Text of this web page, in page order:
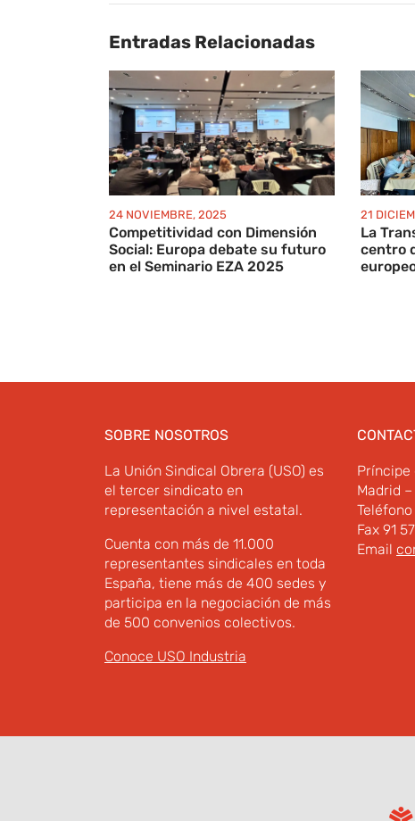
Entradas Relacionadas
24 NOVIEMBRE, 2025
Competitividad con Dimensión
Social: Europa debate su futuro
en el Seminario EZA 2025
21
La
centro
SOBRE NOSOTROS
La Unión Sindical Obrera (USO) es
el tercer sindicato en
representación a nivel estatal.
Cuenta con más de 11.000
representantes sindicales en toda
España, tiene más de 400 sedes y
participa en la negociación de más
de 500 convenios colectivos.
Conoce USO Industria
Príncipe
Madrid
Teléfono
Fax 91
Email